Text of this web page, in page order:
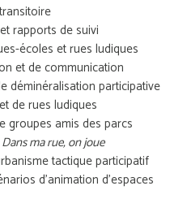
rapports de suivi
écoles et rues ludiques
et de communication
déminéralisation participative
de rues ludiques
groupes amis des parcs
Dans ma rue, on joue
tactique participatif
d’animation d’espaces